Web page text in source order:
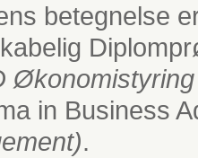
betegnelse
in Business
.